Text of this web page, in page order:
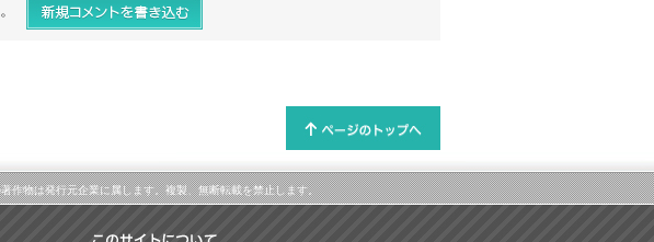
物は発行元企業に属します。複製、無断転載を禁止します。